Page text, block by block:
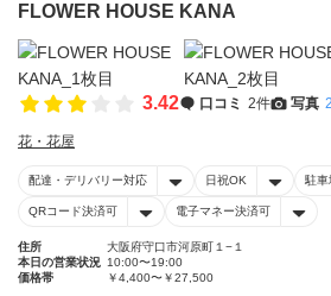
FLOWER HOUSE KANA
3.42 口コミ 2件 写真
花・花屋
配達・デリバリー対応 日祝OK 駐車
QRコード決済可 電子マネー決済可
住所
大阪府守口市河原町１−１
本日の営業状況 10:00〜19:00
価格帯
￥4,400〜￥27,500